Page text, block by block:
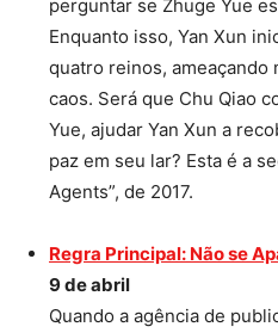
perguntar se Zhuge Yue
Enquanto isso, Yan Xun
quatro reinos, ameaçando
caos. Será que Chu Qiao
Yue, ajudar Yan Xun a
paz em seu lar? Esta é a
Agents”, de 2017.
Regra Principal: Não se
9 de abril
Quando a agência de